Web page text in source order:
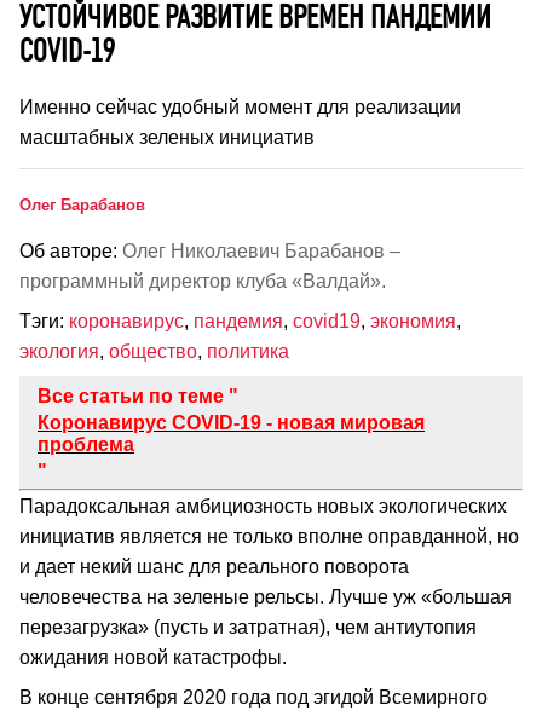
УСТОЙЧИВОЕ РАЗВИТИЕ ВРЕМЕН ПАНДЕМИИ
COVID-19
Именно сейчас удобный момент для реализации
масштабных зеленых инициатив
Олег Барабанов
Об авторе: Олег Николаевич Барабанов –
программный директор клуба «Валдай».
Тэги: коронавирус, пандемия, covid19, экономия,
экология, общество, политика
Все статьи по теме "
Коронавирус COVID-19 - новая мировая
проблема
"
Парадоксальная амбициозность новых экологических
инициатив является не только вполне оправданной, но
и дает некий шанс для реального поворота
человечества на зеленые рельсы. Лучше уж «большая
перезагрузка» (пусть и затратная), чем антиутопия
ожидания новой катастрофы.
В конце сентября 2020 года под эгидой Всемирного